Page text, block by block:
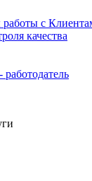
с
качества